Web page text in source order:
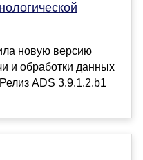
новую версию
и обработки данных
ADS 3.9.1.2.b1